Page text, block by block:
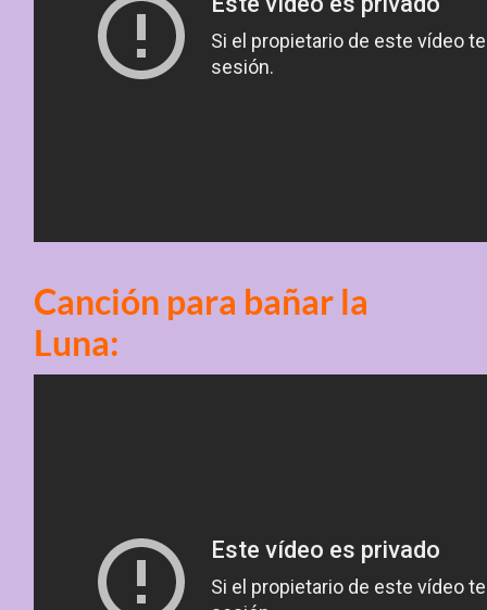
Canción para bañar la
Luna: